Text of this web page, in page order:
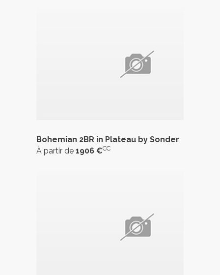
Bohemian 2BR in Plateau by Sonder
À partir de 1906 €CC